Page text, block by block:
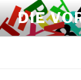
Zum
Inhalt
springen
DIE